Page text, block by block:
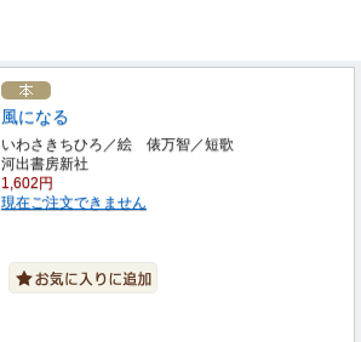
風になる
いわさきちひろ／絵 俵万智／短歌
河出書房新社
1,602円
現在ご注文できません